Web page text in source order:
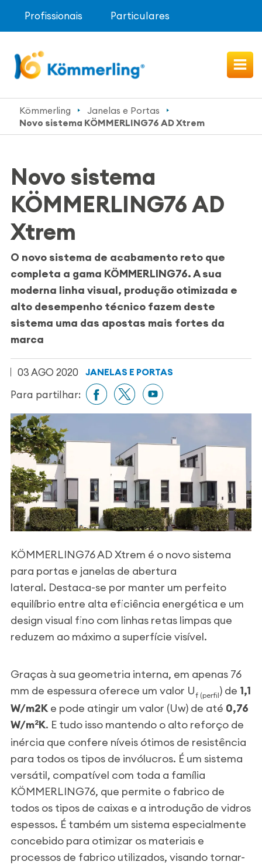
Profissionais Particulares
Kömmerling
Janelas e Portas
Novo sistema KÖMMERLING76 AD Xtrem
Novo sistema
KÖMMERLING76 AD
Xtrem
O novo sistema de acabamento reto que
completa a gama KÖMMERLING76. A sua
moderna linha visual, produção otimizada e
alto desempenho técnico fazem deste
sistema uma das apostas mais fortes da
marca
03 AGO 2020 JANELAS E PORTAS
Para partilhar:
KÖMMERLING76 ADXtrem é o novo sistema
para portas e janelas de abertura
lateral. Destaca-se por manter um perfeito
equilíbrio entre alta eficiência energética e um
design visual fino com linhas retas limpas que
reduzem ao máximo a superfície visível.
Graças à sua geometria interna, em apenas 76
mm de espessura oferece um valor Uf (perfil) de 1,1
W/m2Ke pode atingir um valor (Uw) de até 0,76
W/m2K. E tudo isso mantendo o alto reforço de
inércia que confere níveis ótimos de resistência
para todos os tipos de invólucros. É um sistema
versátil, compatível com toda a família
KÖMMERLING76, que permite o fabrico de
todos os tipos de caixas e a introdução de vidros
espessos. É também um sistema especialmente
concebido para otimizar os materiais e
processos de fabrico utilizados, visando tornar-